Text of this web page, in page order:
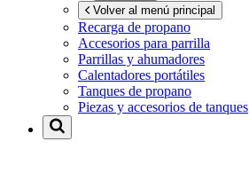
Volver al menú principal
Recarga de propano
Accesorios para parrilla
Parrillas y ahumadores
Calentadores portátiles
Tanques de propano
Piezas y accesorios de tanques